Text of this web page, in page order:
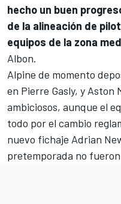
hecho un buen
de la alineación de
equipos de la zona
Albon.
Alpine de momento
en Pierre Gasly, y Aston
ambiciosos, aunque el
todo por el cambio
nuevo fichaje Adrian
pretemporada no